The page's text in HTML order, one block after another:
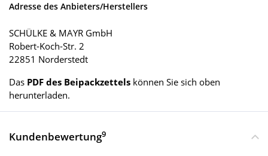
Adresse des Anbieters/Herstellers
SCHÜLKE & MAYR GmbH
Robert-Koch-Str. 2
22851 Norderstedt
Das PDF des Beipackzettels können Sie sich oben
herunterladen.
Kundenbewertung9